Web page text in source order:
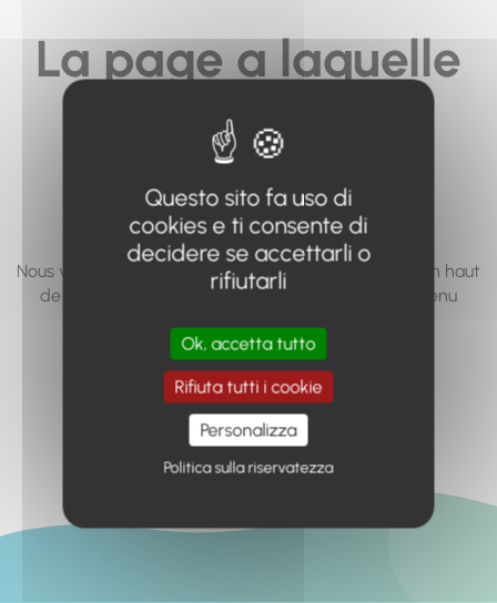
La page a laquelle
vous cherchez à
accéder n'existe
pas... ou plus.
Nous vous invitons à utiliser le moteur de recherche en haut
de page, ou à utiliser le menu pour trouver le contenu
Retour à l'accueil
Questo sito fa uso di
cookies e ti consente di
decidere se accettarli o
rifiutarli
Ok, accetta tutto
Rifiuta tutti i cookie
Personalizza
Politica sulla riservatezza